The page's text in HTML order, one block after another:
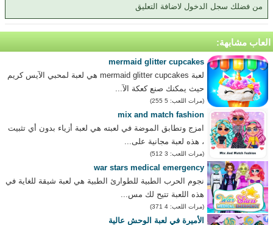
من فضلك سجل الدخول لاضافة التعليق
العاب مشابهة:
mermaid glitter cupcakes
لعبة mermaid glitter cupcakes هي لعبة لمحبي الآيس كريم
حيث يمكنك صنع كعكة الآ...
(مرات اللعب: 5 255)
mix and match fashion
امزج وتطابق الموضة في لعبته هي لعبة أزياء بدون أي تثبيت
، هذه لعبة مجانية على...
(مرات اللعب: 3 512)
war stars medical emergency
نجوم الحرب الطبية للطوارئ الطبية هي لعبة شيقة للغاية في
هذه اللعبة تتيح لك مس...
(مرات اللعب: 4 371)
الأميرة في لعبة الوحش عالية